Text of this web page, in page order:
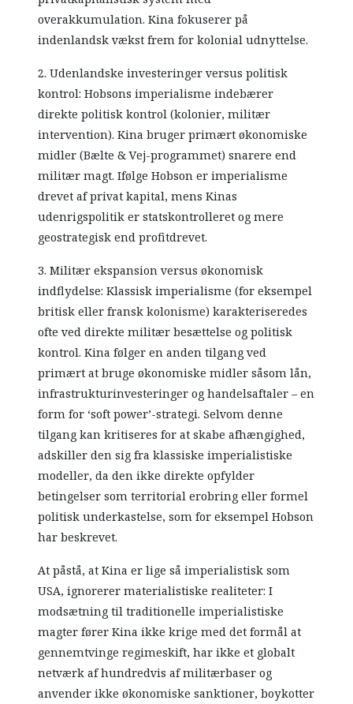
overakkumulation. Kina fokuserer på
indenlandsk vækst frem for kolonial udnyttelse.
2. Udenlandske investeringer versus politisk
kontrol: Hobsons imperialisme indebærer
direkte politisk kontrol (kolonier, militær
intervention). Kina bruger primært økonomiske
midler (Bælte & Vej-programmet) snarere end
militær magt. Ifølge Hobson er imperialisme
drevet af privat kapital, mens Kinas
udenrigspolitik er statskontrolleret og mere
geostrategisk end profitdrevet.
3. Militær ekspansion versus økonomisk
indflydelse: Klassisk imperialisme (for eksempel
britisk eller fransk kolonisme) karakteriseredes
ofte ved direkte militær besættelse og politisk
kontrol. Kina følger en anden tilgang ved
primært at bruge økonomiske midler såsom lån,
infrastrukturinvesteringer og handelsaftaler – en
form for ‘soft power’-strategi. Selvom denne
tilgang kan kritiseres for at skabe afhængighed,
adskiller den sig fra klassiske imperialistiske
modeller, da den ikke direkte opfylder
betingelser som territorial erobring eller formel
politisk underkastelse, som for eksempel Hobson
har beskrevet.
At påstå, at Kina er lige så imperialistisk som
USA, ignorerer materialistiske realiteter: I
modsætning til traditionelle imperialistiske
magter fører Kina ikke krige med det formål at
gennemtvinge regimeskift, har ikke et globalt
netværk af hundredvis af militærbaser og
anvender ikke økonomiske sanktioner, boykotter